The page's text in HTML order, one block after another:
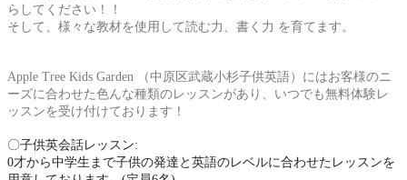
らしてください！！
そして、様々な教材を使用して読む力、書く力 を育てます。
Apple Tree Kids Garden
（中原区武蔵小杉子供英語）にはお客様のニ
ーズに合わせた色んな種類のレッスンがあり、いつでも無料体験レ
ッスンを受け付けております！
〇子供英会話レッスン:
0才から中学生まで子供の発達と英語のレベルに合わせたレッスンを